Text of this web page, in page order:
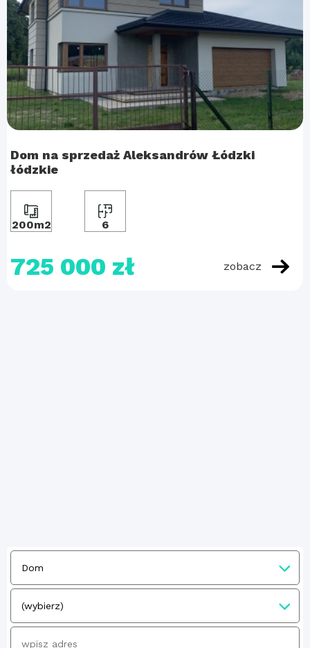
Dom na sprzedaż Aleksandrów Łódzki
łódzkie
200m2 6
725 000 zł zobacz